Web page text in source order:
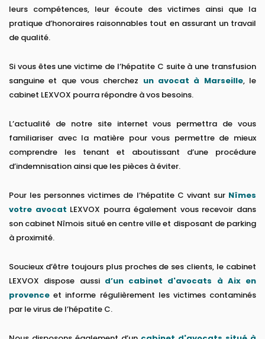
leurs compétences, leur écoute des victimes ainsi que la
pratique d’honoraires raisonnables tout en assurant un travail
de qualité.
Si vous êtes une victime de l’hépatite C suite à une transfusion
sanguine et que vous cherchez un avocat à Marseille, le
cabinet LEXVOX pourra répondre à vos besoins.
L’actualité de notre site internet vous permettra de vous
familiariser avec la matière pour vous permettre de mieux
comprendre les tenant et aboutissant d’une procédure
d’indemnisation ainsi que les pièces à éviter.
Pour les personnes victimes de l’hépatite C vivant sur Nîmes
votre avocat LEXVOX pourra également vous recevoir dans
son cabinet Nîmois situé en centre ville et disposant de parking
à proximité.
Soucieux d’être toujours plus proches de ses clients, le cabinet
LEXVOX dispose aussi d’un cabinet d'avocats à Aix en
provence et informe régulièrement les victimes contaminés
par le virus de l’hépatite C.